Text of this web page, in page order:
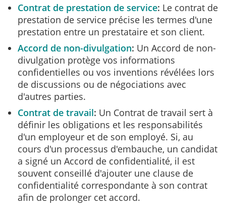
Contrat de prestation de service Le contrat de
prestation de service précise les termes d'une
prestation entre un prestataire et son client.
Accord de non-divulgation Un Accord de non-
divulgation protège vos informations
confidentielles ou vos inventions révélées lors
de discussions ou de négociations avec
d'autres parties.
Contrat de travail Un Contrat de travail sert à
définir les obligations et les responsabilités
d'un employeur et de son employé. Si, au
cours d'un processus d'embauche, un candidat
a signé un Accord de confidentialité, il est
souvent conseillé d'ajouter une clause de
confidentialité correspondante à son contrat
afin de prolonger cet accord.